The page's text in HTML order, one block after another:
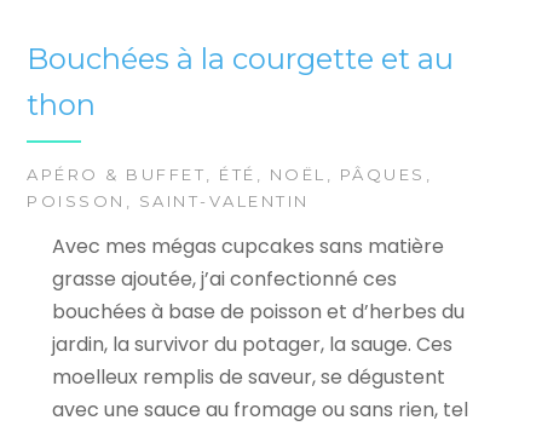
Bouchées à la courgette et au
thon
APÉRO & BUFFET ÉTÉ NOËL PÂQUES
POISSON
SAINT-VALENTIN
Avec mes mégas cupcakes sans matière
grasse ajoutée, j’ai confectionné ces
bouchées à base de poisson et d’herbes du
jardin, la survivor du potager, la sauge. Ces
moelleux remplis de saveur, se dégustent
avec une sauce au fromage ou sans rien, tel